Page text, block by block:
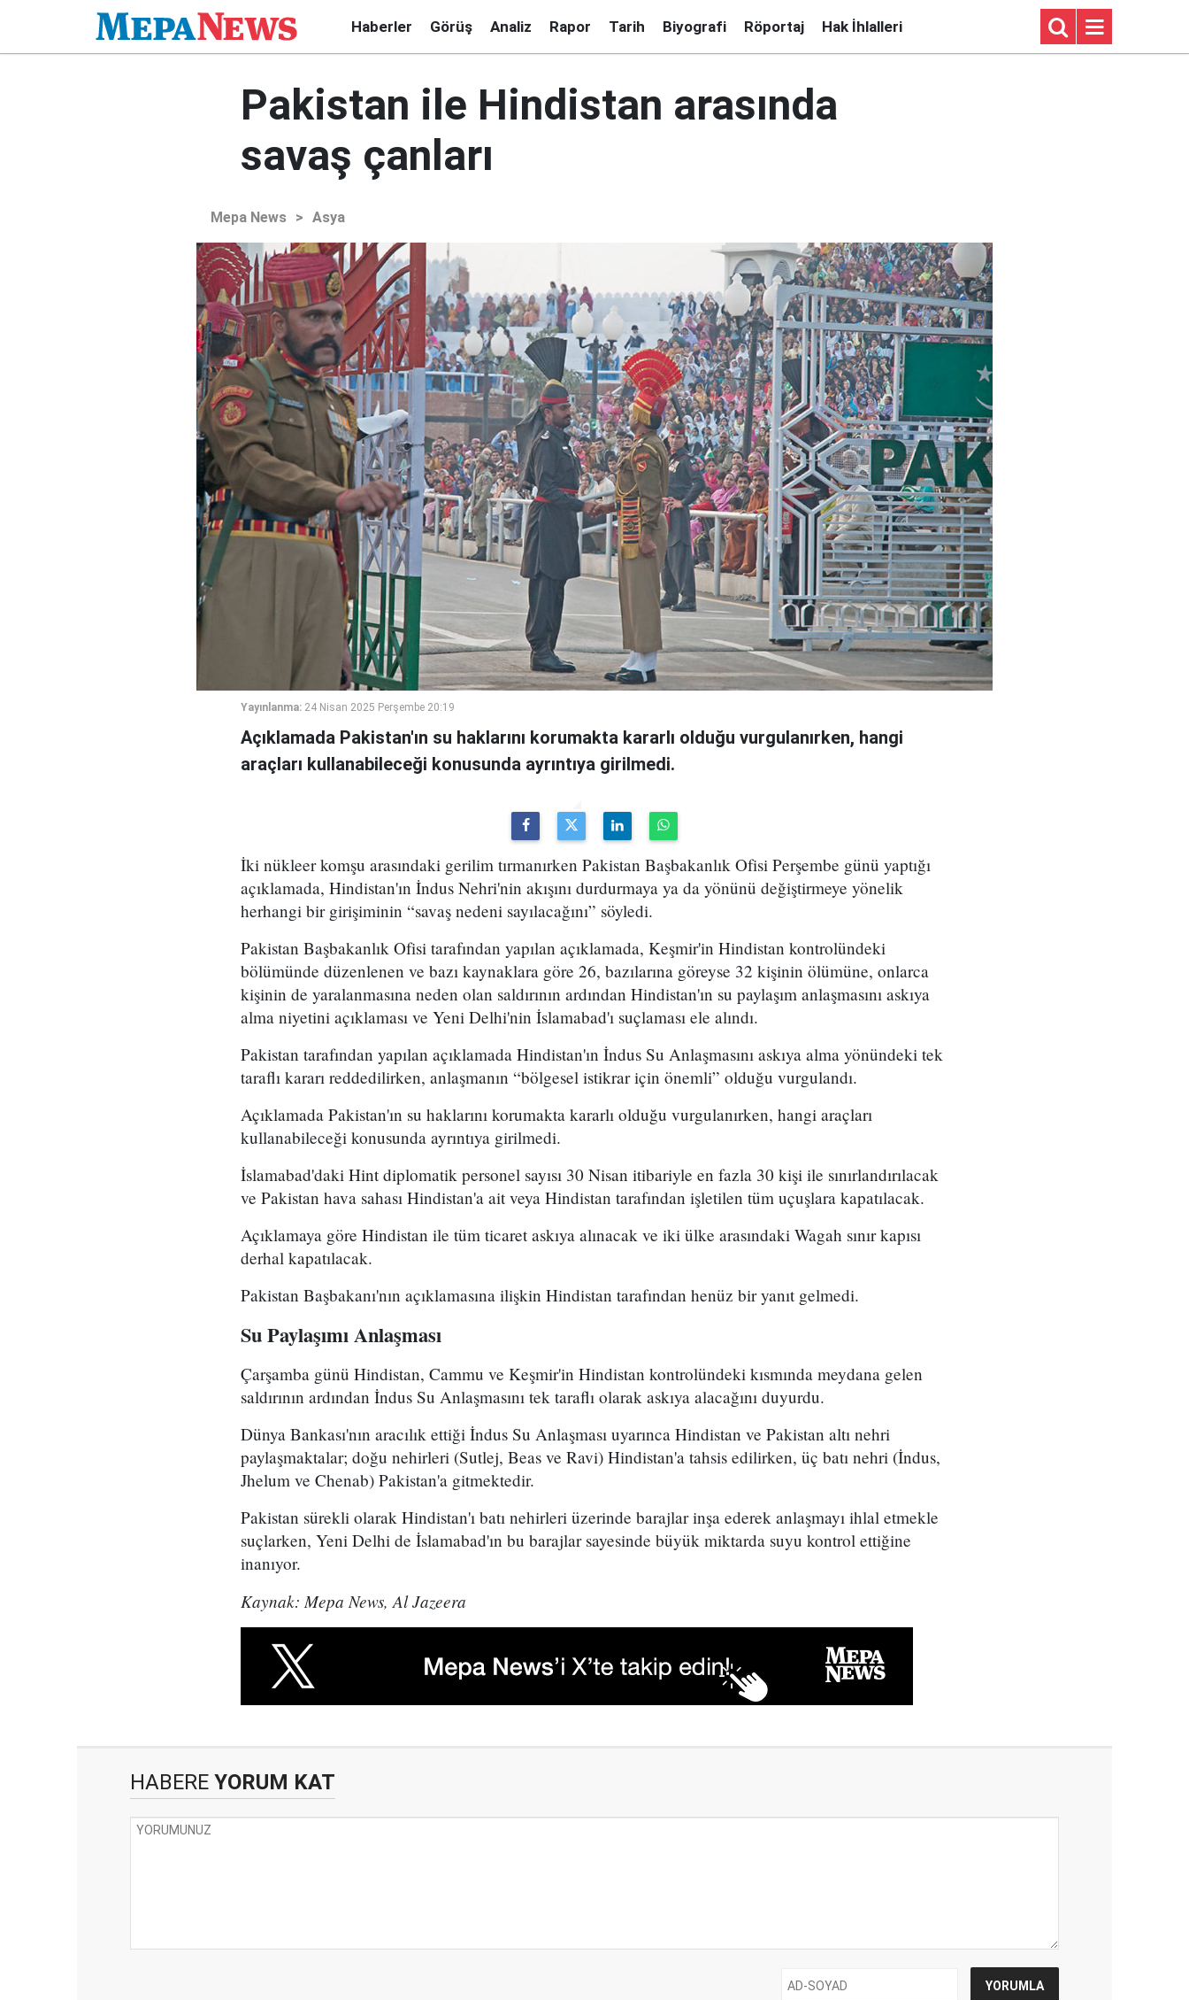
Haberler Görüş Analiz Rapor Tarih Biyografi Röportaj Hak İhlalleri
Pakistan ile Hindistan arasında
savaş çanları
Mepa News > Asya
Yayınlanma: 24 Nisan 2025 Perşembe 20:19
Açıklamada Pakistan'ın su haklarını korumakta kararlı olduğu vurgulanırken, hangi
araçları kullanabileceği konusunda ayrıntıya girilmedi.
İki nükleer komşu arasındaki gerilim tırmanırken Pakistan Başbakanlık Ofisi Perşembe günü yaptığı
açıklamada, Hindistan'ın İndus Nehri'nin akışını durdurmaya ya da yönünü değiştirmeye yönelik
herhangi bir girişiminin “savaş nedeni sayılacağını” söyledi.
Pakistan Başbakanlık Ofisi tarafından yapılan açıklamada, Keşmir'in Hindistan kontrolündeki
bölümünde düzenlenen ve bazı kaynaklara göre 26, bazılarına göreyse 32 kişinin ölümüne, onlarca
kişinin de yaralanmasına neden olan saldırının ardından Hindistan'ın su paylaşım anlaşmasını askıya
alma niyetini açıklaması ve Yeni Delhi'nin İslamabad'ı suçlaması ele alındı.
Pakistan tarafından yapılan açıklamada Hindistan'ın İndus Su Anlaşmasını askıya alma yönündeki tek
taraflı kararı reddedilirken, anlaşmanın “bölgesel istikrar için önemli” olduğu vurgulandı.
Açıklamada Pakistan'ın su haklarını korumakta kararlı olduğu vurgulanırken, hangi araçları
kullanabileceği konusunda ayrıntıya girilmedi.
İslamabad'daki Hint diplomatik personel sayısı 30 Nisan itibariyle en fazla 30 kişi ile sınırlandırılacak
ve Pakistan hava sahası Hindistan'a ait veya Hindistan tarafından işletilen tüm uçuşlara kapatılacak.
Açıklamaya göre Hindistan ile tüm ticaret askıya alınacak ve iki ülke arasındaki Wagah sınır kapısı
derhal kapatılacak.
Pakistan Başbakanı'nın açıklamasına ilişkin Hindistan tarafından henüz bir yanıt gelmedi.
Su Paylaşımı Anlaşması
Çarşamba günü Hindistan, Cammu ve Keşmir'in Hindistan kontrolündeki kısmında meydana gelen
saldırının ardından İndus Su Anlaşmasını tek taraflı olarak askıya alacağını duyurdu.
Dünya Bankası'nın aracılık ettiği İndus Su Anlaşması uyarınca Hindistan ve Pakistan altı nehri
paylaşmaktalar; doğu nehirleri (Sutlej, Beas ve Ravi) Hindistan'a tahsis edilirken, üç batı nehri (İndus,
Jhelum ve Chenab) Pakistan'a gitmektedir.
Pakistan sürekli olarak Hindistan'ı batı nehirleri üzerinde barajlar inşa ederek anlaşmayı ihlal etmekle
suçlarken, Yeni Delhi de İslamabad'ın bu barajlar sayesinde büyük miktarda suyu kontrol ettiğine
inanıyor.
Kaynak: Mepa News, Al Jazeera
HABERE YORUM KAT